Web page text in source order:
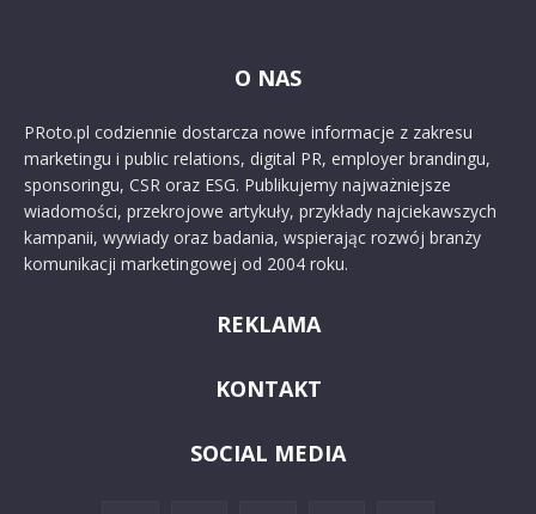
O NAS
PRoto.pl codziennie dostarcza nowe informacje z zakresu
marketingu i public relations, digital PR, employer brandingu,
sponsoringu, CSR oraz ESG. Publikujemy najważniejsze
wiadomości, przekrojowe artykuły, przykłady najciekawszych
kampanii, wywiady oraz badania, wspierając rozwój branży
komunikacji marketingowej od 2004 roku.
REKLAMA
KONTAKT
SOCIAL MEDIA